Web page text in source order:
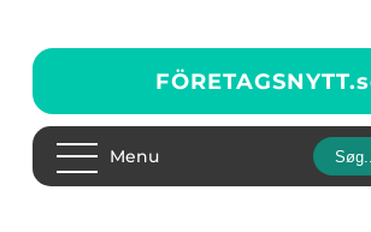
FÖRETAGSNYTT.
Menu